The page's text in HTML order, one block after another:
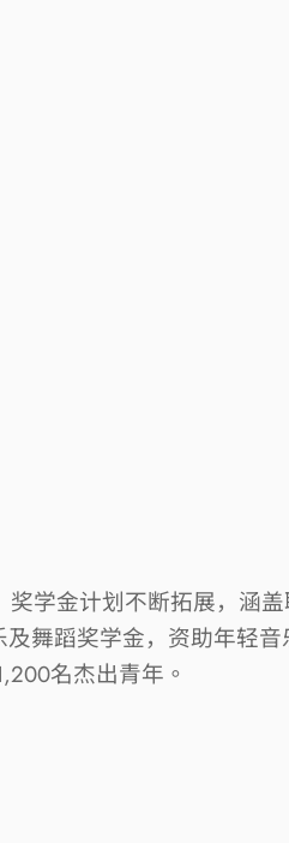
奖学金计划不断拓展，涵
舞蹈奖学金，资助年轻
名杰出青年。